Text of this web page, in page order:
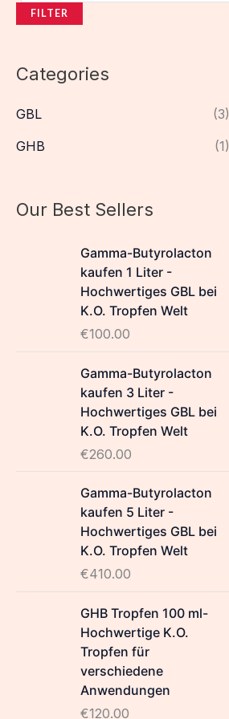
FILTER
Categories
GBL
(3)
GHB
(1)
Our Best Sellers
Gamma-Butyrolacton
kaufen 1 Liter -
Hochwertiges GBL bei
K.O. Tropfen Welt
€100.00
Gamma-Butyrolacton
kaufen 3 Liter -
Hochwertiges GBL bei
K.O. Tropfen Welt
€260.00
Gamma-Butyrolacton
kaufen 5 Liter -
Hochwertiges GBL bei
K.O. Tropfen Welt
€410.00
GHB Tropfen 100 ml-
Hochwertige K.O.
Tropfen für
verschiedene
Anwendungen
€120.00